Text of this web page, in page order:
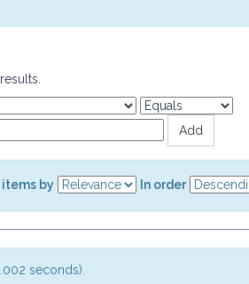
by In order
seconds).